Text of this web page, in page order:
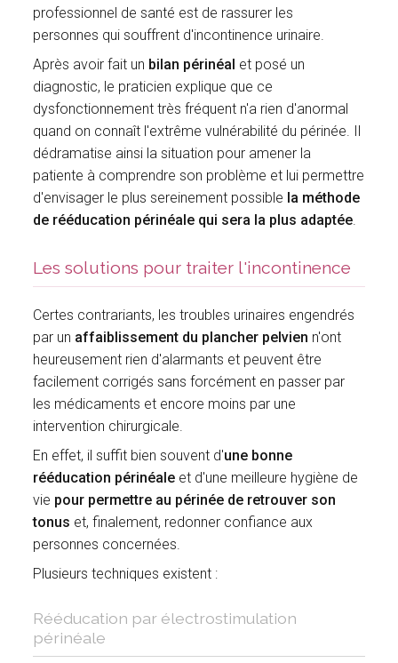
professionnel de santé est de rassurer les
personnes qui souffrent d'incontinence urinaire.
Après avoir fait un bilan périnéal et posé un
diagnostic, le praticien explique que ce
dysfonctionnement très fréquent n'a rien d'anormal
quand on connaît l'extrême vulnérabilité du périnée. Il
dédramatise ainsi la situation pour amener la
patiente à comprendre son problème et lui permettre
d'envisager le plus sereinement possible la méthode
de rééducation périnéale qui sera la plus adaptée
Les solutions pour traiter l'incontinence
Certes contrariants, les troubles urinaires engendrés
par un affaiblissement du plancher pelvien n'ont
heureusement rien d'alarmants et peuvent être
facilement corrigés sans forcément en passer par
les médicaments et encore moins par une
intervention chirurgicale.
En effet, il suffit bien souvent d'une bonne
rééducation périnéale et d'une meilleure hygiène de
vie pour permettre au périnée de retrouver son
tonus et, finalement, redonner confiance aux
personnes concernées.
Plusieurs techniques existent :
Rééducation par électrostimulation
périnéale